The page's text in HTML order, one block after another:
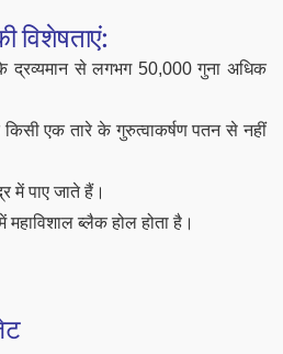
विशेषताएं:
के द्रव्यमान से लगभग 50,000 गुना अधिक
एक तारे के गुरुत्वाकर्षण पतन से नहीं
पाए जाते हैं।
ब्लैक होल होता है।